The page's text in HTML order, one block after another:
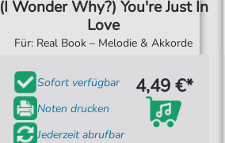
(I Wonder Why?) You're Just In
Love
Für: Real Book – Melodie & Akkorde
Sofort verfügbar
Noten drucken
Jederzeit abrufbar
4,49 €*